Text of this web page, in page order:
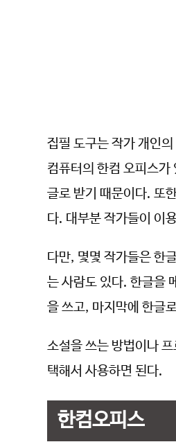
집필 도구는 작가 개인
컴퓨터의 한컴 오피스
글로 받기 때문이다. 또
다. 대부분 작가들이 이
다만, 몇몇 작가들은 한
는 사람도 있다. 한글을
을 쓰고, 마지막에 한글
소설을 쓰는 방법이나
택해서 사용하면 된다.
한컴오피스